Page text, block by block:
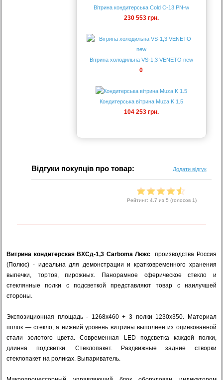
Вітрина кондитерська Cold C-13 PN-w
230 553 грн.
Вітрина холодильна VS-1,3 VENETO new
0
Кондитерська вітрина Muza K 1.5
104 253 грн.
Відгуки покупців про товар: Додати відгук
Рейтинг: 4.7 из 5 (голосов 1)
Витрина кондитерская ВХСд-1,3 Carboma Люкс
производства Россия
(Полюс) - идеальна для демонстрации и кратковременного хранения
выпечки, тортов, пирожных. Панорамное сферическое стекло и
стеклянные полки с подсветкой представляют товар с наилучшей
стороны.
Экспозиционная площадь - 1268х460 + 3 полки 1230х350. Материал
полок — стекло, а нижний уровень витрины выполнен из оцинкованной
стали золотого цвета. Современная LED подсветка каждой полки,
длинна подсветки. Стеклопакет. Раздвижные задние створки
стеклопакет на роликах. Выпариватель.